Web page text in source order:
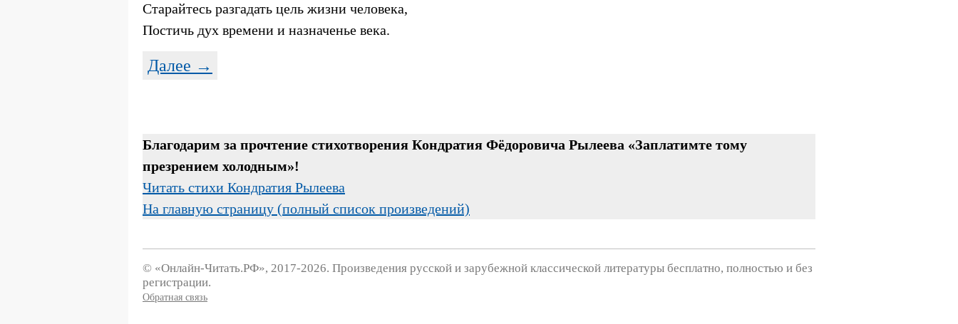
Старайтесь разгадать цель жизни человека,
Постичь дух времени и назначенье века.
Далее →
Благодарим за прочтение стихотворения Кондратия Фёдоровича Рылеева «Заплатимте тому
презрением холодным»!
Читать стихи Кондратия Рылеева
На главную страницу (полный список произведений)
© «Онлайн-Читать.РФ», 2017-2026. Произведения русской и зарубежной классической литературы бесплатно, полностью и без
регистрации.
Обратная связь